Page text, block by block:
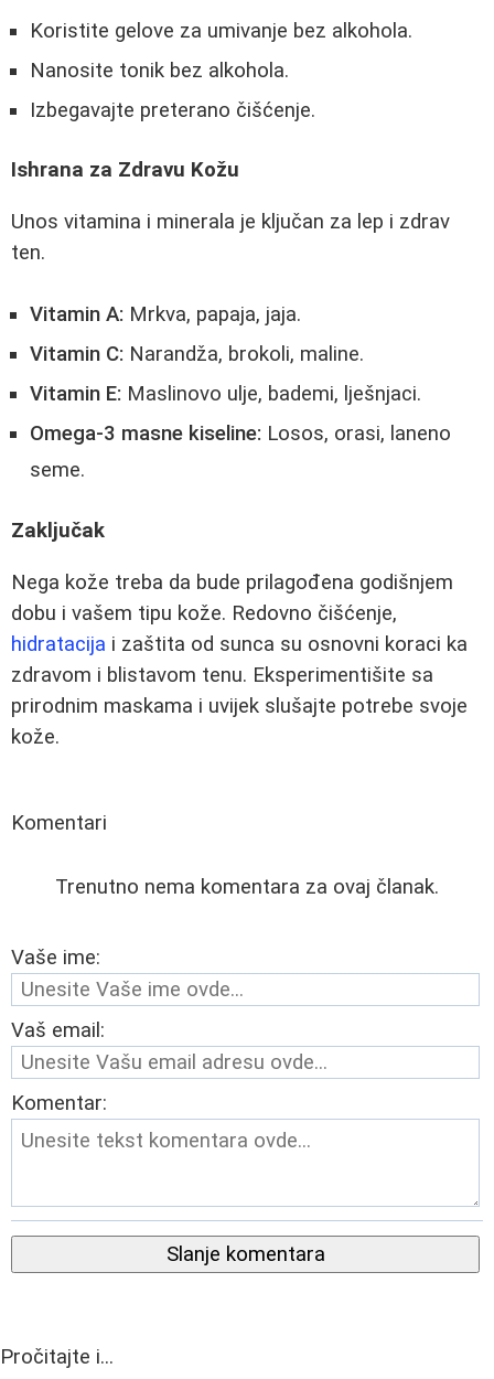
Koristite gelove za umivanje bez alkohola.
Nanosite tonik bez alkohola.
Izbegavajte preterano čišćenje.
Ishrana za Zdravu Kožu
Unos vitamina i minerala je ključan za lep i zdrav
ten.
Vitamin A: Mrkva, papaja, jaja.
Vitamin C: Narandža, brokoli, maline.
Vitamin E: Maslinovo ulje, bademi, lješnjaci.
Omega-3 masne kiseline: Losos, orasi, laneno
seme.
Zaključak
Nega kože treba da bude prilagođena godišnjem
dobu i vašem tipu kože. Redovno čišćenje,
hidratacija i zaštita od sunca su osnovni koraci ka
zdravom i blistavom tenu. Eksperimentišite sa
prirodnim maskama i uvijek slušajte potrebe svoje
kože.
Komentari
Trenutno nema komentara za ovaj članak.
Vaše ime:
Vaš email:
Komentar:
Slanje komentara
Pročitajte i...